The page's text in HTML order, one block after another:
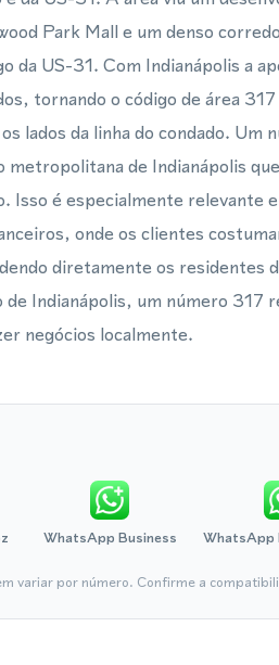
Park Mall e um denso
da US-31. Com Indianápolis a
tornando o código de área
lados da linha do condado. Um
metropolitana de Indianápolis
Isso é especialmente relevante
onde os clientes
diretamente os residentes
Indianápolis, um número 317
negócios localmente.
WhatsApp Business WhatsApp
variar por número. Confirme a